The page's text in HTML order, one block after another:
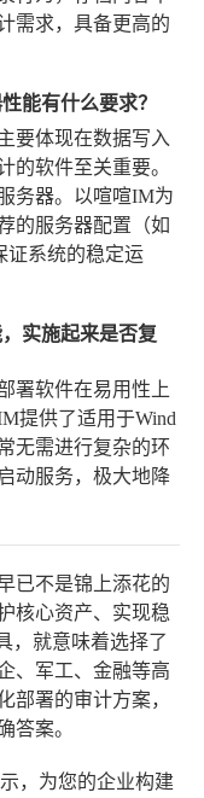
需求，具备更高的
能有什么要求？
要体现在数据写入
的软件至关重要。
务器。以喧喧IM为
的服务器配置（如
证系统的稳定运
实施起来是否复
署软件在易用性上
提供了适用于Wind
无需进行复杂的环
动服务，极大地降
已不是锦上添花的
核心资产、实现稳
，就意味着选择了
、军工、金融等高
部署的审计方案，
答案。
，为您的企业构建